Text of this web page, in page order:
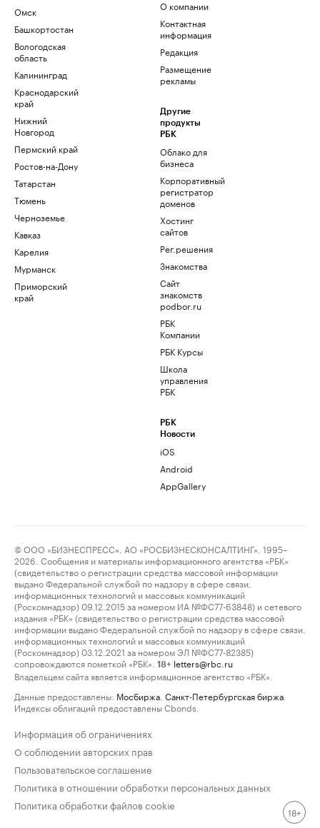
Омск
Башкортостан
Вологодская
область
Калининград
Краснодарский
край
Нижний
Новгород
Пермский край
Ростов-на-Дону
Татарстан
Тюмень
Черноземье
Кавказ
Карелия
Мурманск
Приморский
край
О компании
Контактная
информация
Редакция
Размещение
рекламы
Другие
продукты
РБК
Облако для
бизнеса
Корпоративный
регистратор
доменов
Хостинг
сайтов
Рег.решения
Знакомства
Сайт
знакомств
podbor.ru
РБК
Компании
РБК Курсы
Школа
управления
РБК
РБК
Новости
iOS
Android
AppGallery
© ООО «БИЗНЕСПРЕСС», АО «РОСБИЗНЕСКОНСАЛТИНГ», 1995–
2026. Сообщения и материалы информационного агентства «РБК»
(свидетельство о регистрации средства массовой информации
выдано Федеральной службой по надзору в сфере связи,
информационных технологий и массовых коммуникаций
(Роскомнадзор) 09.12.2015 за номером ИА №ФС77-63848) и сетевого
издания «РБК» (свидетельство о регистрации средства массовой
информации выдано Федеральной службой по надзору в сфере связи,
информационных технологий и массовых коммуникаций
(Роскомнадзор) 03.12.2021 за номером ЭЛ №ФС77-82385)
сопровождаются пометкой «РБК».
18+ letters@rbc.ru
Владельцем сайта является информационное агентство «РБК».
Данные предоставлены: Мосбиржа Санкт-Петербургская биржа
Индексы облигаций предоставлены Cbonds.
Информация об ограничениях
О соблюдении авторских прав
Пользовательское соглашение
Политика в отношении обработки персональных данных
Политика обработки файлов cookie
18+